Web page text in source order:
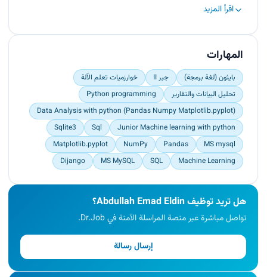
اقرأ المزيد
المهارات
بايثون (لغة برمجة) جبر II
خوارزميات تعلم الآلة
تحليل البيانات والتقارير
Python programming
Data Analysis with python (Pandas Numpy Matplotlib.pyplot)
Junior Machine learning with python
Sql
Sqlite3
MS mysql
Pandas
NumPy
Matplotlib.pyplot
Machine Learning
SQL
MS MySQL
Dijango
هل تريد توظيف Abdullah Emad Eldin؟
تواصل مباشرة عبر منصة المراسلة الآمنة في Dr.Job.
إرسال رسالة